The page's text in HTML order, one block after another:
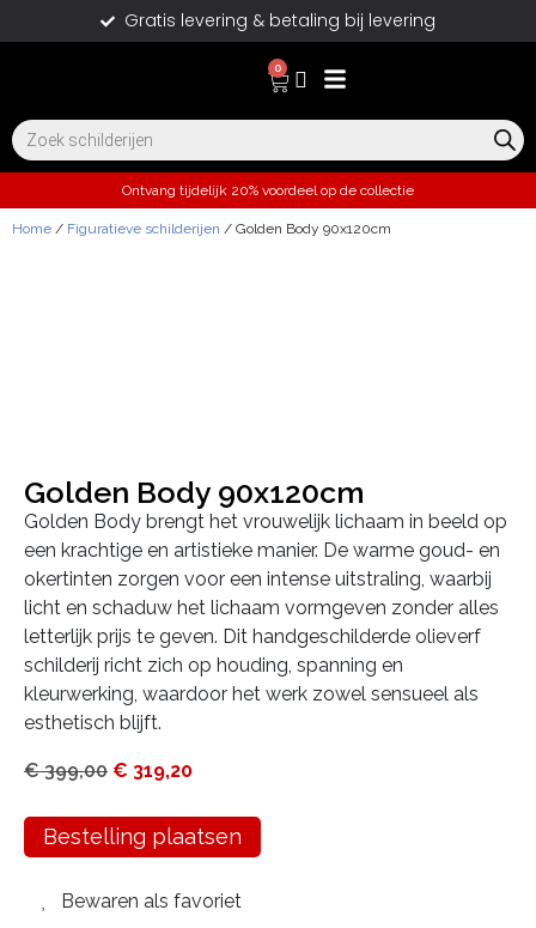
Gratis levering & betaling bij levering
0
Ontvang tijdelijk 20% voordeel op de collectie
Home / Figuratieve schilderijen / Golden Body 90x120cm
Golden Body 90x120cm
Golden Body brengt het vrouwelijk lichaam in beeld op
een krachtige en artistieke manier. De warme goud- en
okertinten zorgen voor een intense uitstraling, waarbij
licht en schaduw het lichaam vormgeven zonder alles
letterlijk prijs te geven. Dit handgeschilderde olieverf
schilderij richt zich op houding, spanning en
kleurwerking, waardoor het werk zowel sensueel als
esthetisch blijft.
€399,00 € 319,20
Bestelling plaatsen
Bewaren als favoriet